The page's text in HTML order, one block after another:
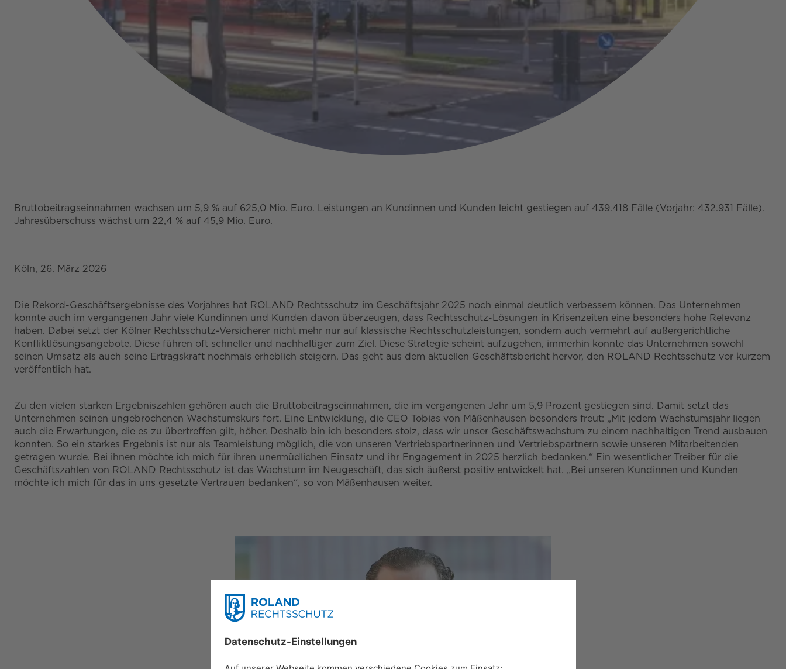
Bruttobeitragseinnahmen wachsen um 5,9 % auf 625,0 Mio. Euro. Leistungen an Kundinnen und Kunden leicht gestiegen auf 439.418 Fälle (Vorjahr: 432.931 Fälle).
Jahresüberschuss wächst um 22,4 % auf 45,9 Mio. Euro.
Köln, 26. März 2026
Die Rekord-Geschäftsergebnisse des Vorjahres hat ROLAND Rechtsschutz im Geschäftsjahr 2025 noch einmal deutlich verbessern können. Das Unternehmen
konnte auch im vergangenen Jahr viele Kundinnen und Kunden davon überzeugen, dass Rechtsschutz-Lösungen in Krisenzeiten eine besonders hohe Relevanz
haben. Dabei setzt der Kölner Rechtsschutz-Versicherer nicht mehr nur auf klassische Rechtsschutzleistungen, sondern auch vermehrt auf außergerichtliche
Konfliktlösungsangebote. Diese führen oft schneller und nachhaltiger zum Ziel. Diese Strategie scheint aufzugehen, immerhin konnte das Unternehmen sowohl
seinen Umsatz als auch seine Ertragskraft nochmals erheblich steigern. Das geht aus dem aktuellen Geschäftsbericht hervor, den ROLAND Rechtsschutz vor kurzem
veröffentlich hat.
Zu den vielen starken Ergebniszahlen gehören auch die Bruttobeitragseinnahmen, die im vergangenen Jahr um 5,9 Prozent gestiegen sind. Damit setzt das
Unternehmen seinen ungebrochenen Wachstumskurs fort. Eine Entwicklung, die CEO Tobias von Mäßenhausen besonders freut: „Mit jedem Wachstumsjahr liegen
auch die Erwartungen, die es zu übertreffen gilt, höher. Deshalb bin ich besonders stolz, dass wir unser Geschäftswachstum zu einem nachhaltigen Trend ausbauen
konnten. So ein starkes Ergebnis ist nur als Teamleistung möglich, die von unseren Vertriebspartnerinnen und Vertriebspartnern sowie unseren Mitarbeitenden
getragen wurde. Bei ihnen möchte ich mich für ihren unermüdlichen Einsatz und ihr Engagement in 2025 herzlich bedanken.“ Ein wesentlicher Treiber für die
Geschäftszahlen von ROLAND Rechtsschutz ist das Wachstum im Neugeschäft, das sich äußerst positiv entwickelt hat. „Bei unseren Kundinnen und Kunden
möchte ich mich für das in uns gesetzte Vertrauen bedanken“, so von Mäßenhausen weiter.